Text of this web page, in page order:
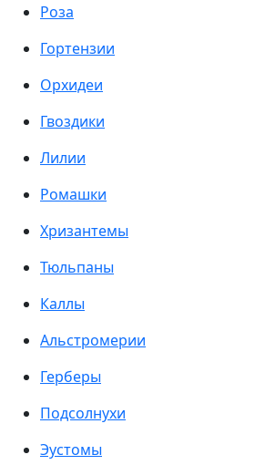
Роза
Гортензии
Орхидеи
Гвоздики
Лилии
Ромашки
Хризантемы
Тюльпаны
Каллы
Альстромерии
Герберы
Подсолнухи
Эустомы